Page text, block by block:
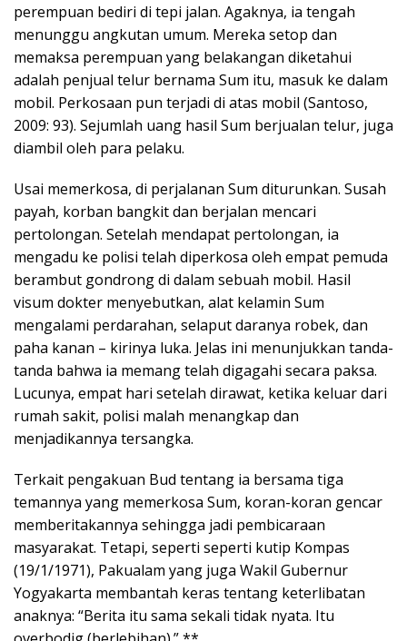
perempuan bediri di tepi jalan. Agaknya, ia tengah
menunggu angkutan umum. Mereka setop dan
memaksa perempuan yang belakangan diketahui
adalah penjual telur bernama Sum itu, masuk ke dalam
mobil. Perkosaan pun terjadi di atas mobil (Santoso,
2009: 93). Sejumlah uang hasil Sum berjualan telur, juga
diambil oleh para pelaku.
Usai memerkosa, di perjalanan Sum diturunkan. Susah
payah, korban bangkit dan berjalan mencari
pertolongan. Setelah mendapat pertolongan, ia
mengadu ke polisi telah diperkosa oleh empat pemuda
berambut gondrong di dalam sebuah mobil. Hasil
visum dokter menyebutkan, alat kelamin Sum
mengalami perdarahan, selaput daranya robek, dan
paha kanan – kirinya luka. Jelas ini menunjukkan tanda-
tanda bahwa ia memang telah digagahi secara paksa.
Lucunya, empat hari setelah dirawat, ketika keluar dari
rumah sakit, polisi malah menangkap dan
menjadikannya tersangka.
Terkait pengakuan Bud tentang ia bersama tiga
temannya yang memerkosa Sum, koran-koran gencar
memberitakannya sehingga jadi pembicaraan
masyarakat. Tetapi, seperti seperti kutip Kompas
(19/1/1971), Pakualam yang juga Wakil Gubernur
Yogyakarta membantah keras tentang keterlibatan
anaknya: “Berita itu sama sekali tidak nyata. Itu